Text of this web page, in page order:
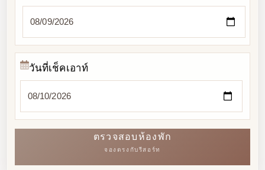
วันที่เช็คเอาท์
ตรวจสอบห้องพัก
จองตรงกับรีสอร์ท